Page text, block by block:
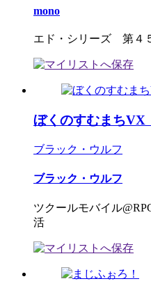
mono
エド・シリーズ 第４
ぼくのすむまち
ブラック・ウルフ
ブラック・ウルフ
ツクールモバイル
活